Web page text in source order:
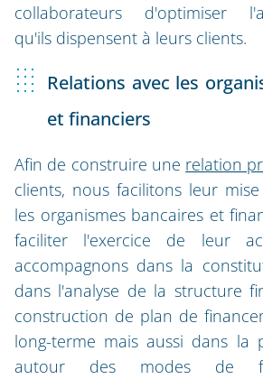
collaborateurs d'optimiser
qu'ils dispensent à leurs clients.
Relations avec les
et financiers
Afin de construire une relation
clients, nous facilitons leur
les organismes bancaires et
faciliter l'exercice de leur
accompagnons dans la
dans l'analyse de la structure
construction de plan de
long-terme mais aussi dans la
autour des modes de